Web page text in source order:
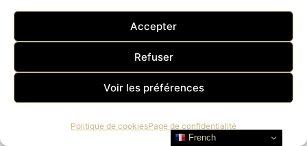
Accepter
Refuser
Voir les préférences
Politique de cookiesPage de confidentialité
MAGAZINE – AMILCAR CANADA
MAGAZINE – AMILCAR UK MAGAZINE –
AMILCAR ITALIA MAGAZINE – AMILCAR
LATINO MAGAZINE – AMILCAR
SWITZERLAND MAGAZINE – AMILCAR
MAGAZINE – AMILCAR MAGAZINE
French